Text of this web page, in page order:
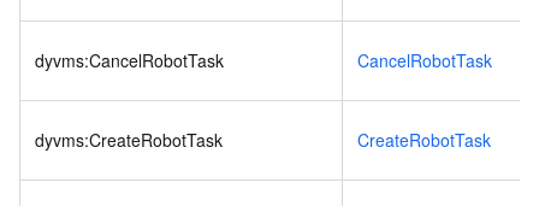
dyvms:CancelRobotTask CancelRobotTask
dyvms:CreateRobotTask CreateRobotTask